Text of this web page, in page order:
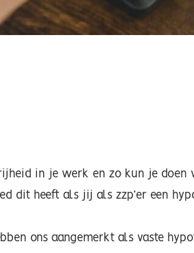
in je werk en zo kun je doen
dit heeft als jij als zzp’er een
ons aangemerkt als vaste